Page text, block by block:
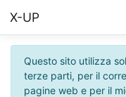
X-UP
Questo sito utilizza
terze parti, per il
pagine web e per il